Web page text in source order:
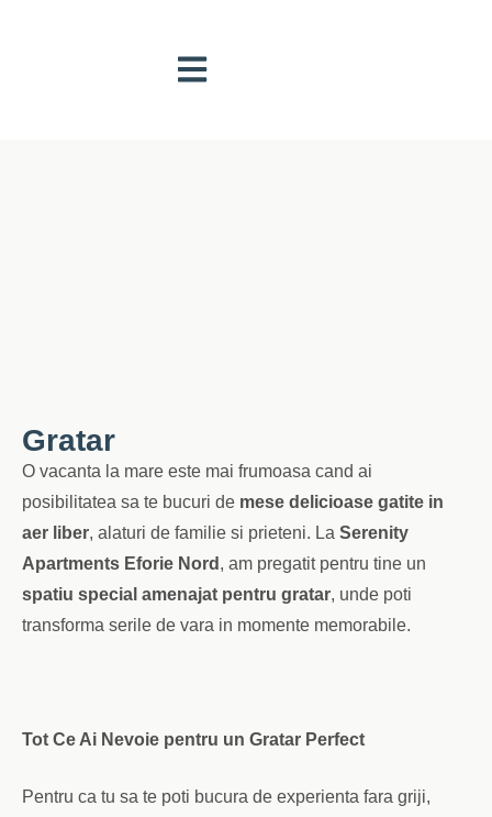
Gratar
O vacanta la mare este mai frumoasa cand ai
posibilitatea sa te bucuri de mese delicioase gatite in
aer liber, alaturi de familie si prieteni. La Serenity
Apartments Eforie Nord , am pregatit pentru tine un
spatiu special amenajat pentru gratar, unde poti
transforma serile de vara in momente memorabile.
Tot Ce Ai Nevoie pentru un Gratar Perfect
Pentru ca tu sa te poti bucura de experienta fara griji,